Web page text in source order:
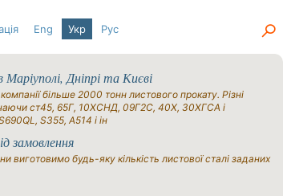
Eng Укр Рус
Дніпрі та Києві
більше 2000 тонн листового прокату. Різні
ст45, 65Г, 10ХСНД, 09Г2С, 40Х, 30ХГСА і
S355, A514 і ін
замовлення
виготовимо будь-яку кількість листової сталі заданих